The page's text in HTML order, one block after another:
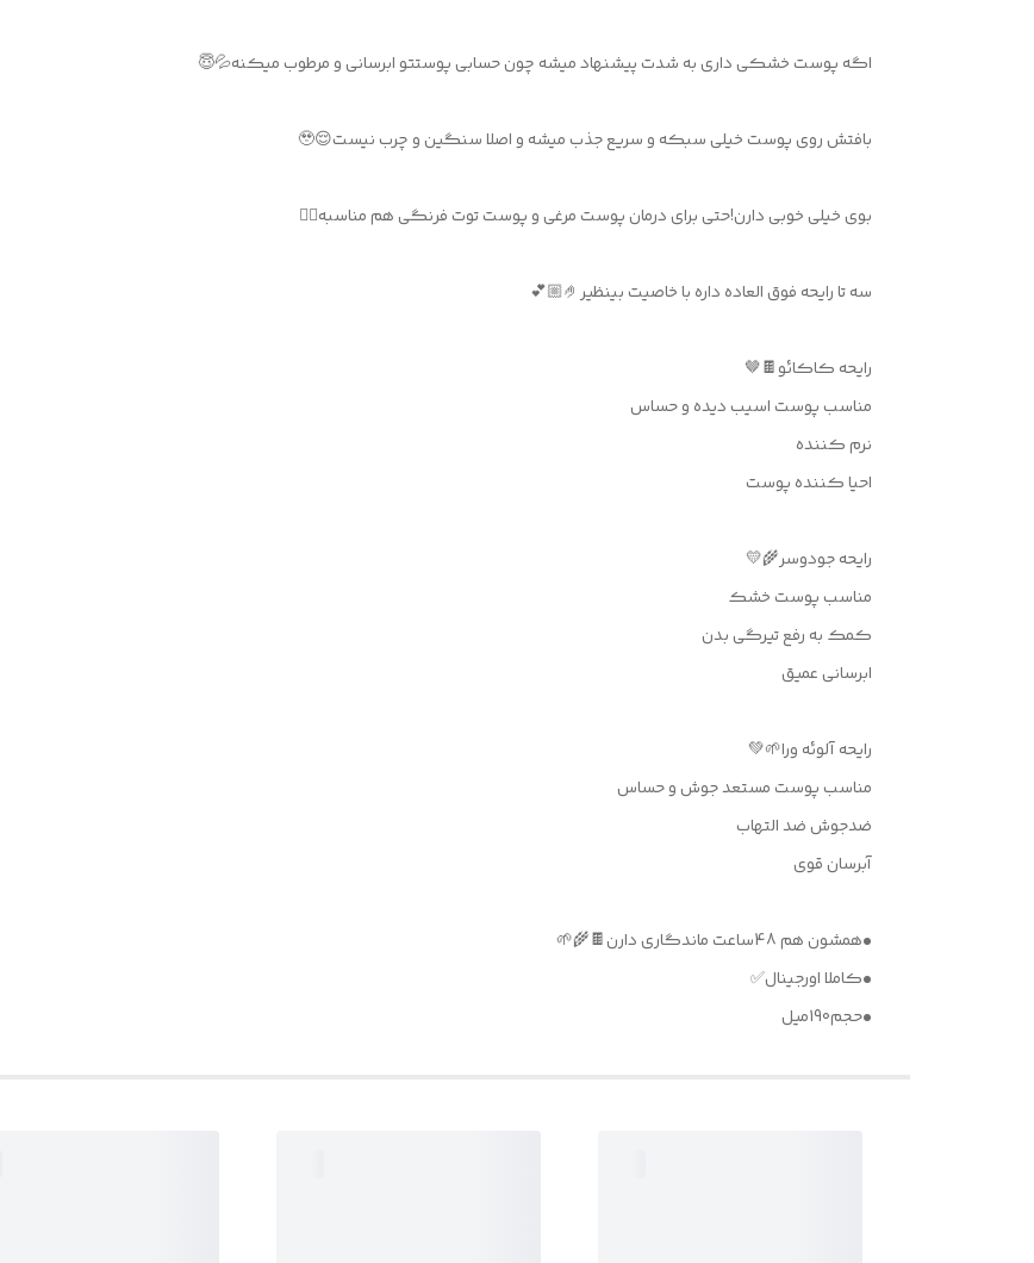
اگه پوست خشكى دارى به شدت پيشنهاد ميشه چون حسابى پوستتو ابرسانى و مرطوب ميكنه💦😇
بافتش روى پوست خيلى سبكه و سريع جذب ميشه و اصلا سنگين و چرب نيست😌🥹
بوى خيلى خوبى دارن!حتى براى درمان پوست مرغى و پوست توت فرنگى هم مناسبه🙂‍↔️
سه تا رايحه فوق العاده داره با خاصيت بينظير🤌🏼💕
رايحه كاكائو🍫🤎
مناسب پوست اسيب ديده و حساس
نرم كننده
احيا كننده پوست
رايحه جودوسر🌾💛
مناسب پوست خشك
كمك به رفع تيرگى بدن
ابرسانى عميق
رايحه آلوئه ورا🌱💚
مناسب پوست مستعد جوش و حساس
ضدجوش ضد التهاب
آبرسان قوى
•همشون هم 48ساعت ماندگارى دارن🍫🌾🌱
•كاملا اورجينال✅
•حجم190ميل